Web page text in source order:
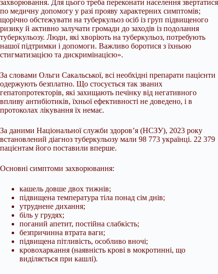
захворювання. Для цього треба переконати населення звертатися
по медичну допомогу у разі прояву характерних симптомів;
щорічно обстежувати на туберкульоз осіб із груп підвищеного
ризику й активно залучати громади до заходів із подолання
туберкульозу. Люди, які хворіють на туберкульоз, потребують
нашої підтримки і допомоги. Важливо боротися з їхньою
стигматизацією та дискримінацією».
За словами Ольги Сакальської, всі необхідні препарати пацієнти
одержують безплатно. Що стосується так званих
гепатопротекторів, які захищають печінку від негативного
впливу антибіотиків, їхньої ефективності не доведено, і в
протоколах лікування їх немає.
За даними Національної служби здоров’я (НСЗУ), 2023 року
встановлений діагноз туберкульозу мали 98 773 українці. 22 379
пацієнтам його поставили вперше.
Основні симптоми захворювання:
кашель довше двох тижнів;
підвищена температура тіла понад сім днів;
утруднене дихання;
біль у грудях;
поганий апетит, постійна слабкість;
безпричинна втрата ваги;
підвищена пітливість, особливо вночі;
кровохаркання (наявність крові в мокротинні, що
виділяється при кашлі).